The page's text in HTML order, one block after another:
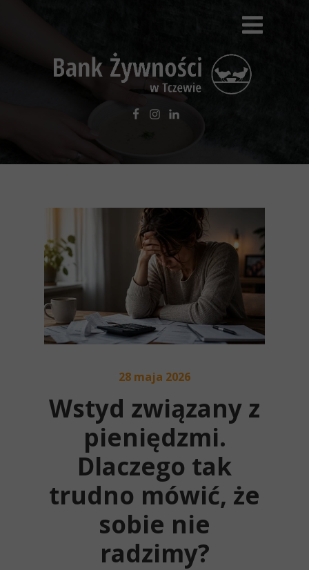
28 maja 2026
Wstyd związany z
pieniędzmi.
Dlaczego tak
trudno mówić, że
sobie nie
radzimy?